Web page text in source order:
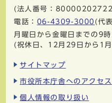
(法人番号：
電話： 06-4309-3000 (代
月曜日から金曜日までの9
(祝休日、12月29日から1
サイトマップ
市役所本庁舎へのアクセス
個人情報の取り扱い